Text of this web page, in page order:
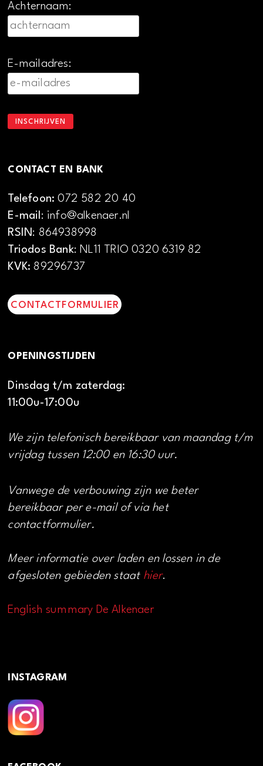
Achternaam:
E-mailadres:
CONTACT EN BANK
Telefoon:072 582 20 40
E-mail: info@alkenaer.nl
RSIN: 864938998
Triodos Bank: NL11 TRIO 0320 6319 82
KVK: 89296737
CONTACTFORMULIER
OPENINGSTIJDEN
Dinsdag t/m zaterdag:
11:00u-17:00u
We zijn telefonisch bereikbaar van maandag t/m
vrijdag tussen 12:00 en 16:30 uur.
Vanwege de verbouwing zijn we beter
bereikbaar per e-mail of via het
contactformulier.
Meer informatie over laden en lossen in de
afgesloten gebieden staat hier.
English summary De Alkenaer
INSTAGRAM